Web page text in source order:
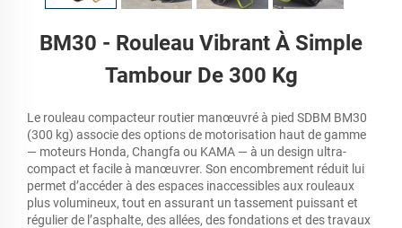
BM30 - Rouleau Vibrant À Simple
Tambour De 300 Kg
Le rouleau compacteur routier manœuvré à pied SDBM BM30
(300 kg) associe des options de motorisation haut de gamme
— moteurs Honda, Changfa ou KAMA — à un design ultra-
compact et facile à manœuvrer. Son encombrement réduit lui
permet d’accéder à des espaces inaccessibles aux rouleaux
plus volumineux, tout en assurant un tassement puissant et
régulier de l’asphalte, des allées, des fondations et des travaux